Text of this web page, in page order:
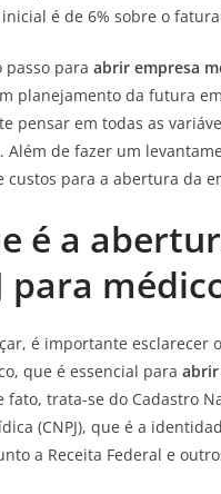
é de 6% sobre o
para abrir empresa
planejamento da futura
pensar em todas as
Além de fazer um
custos para a abertura da
é a
para
é importante esclarecer o
que é essencial para abrir
fato, trata-se do Cadastro
(CNPJ), que é a
a Receita Federal e